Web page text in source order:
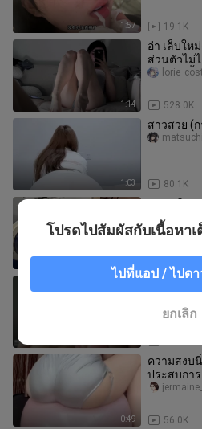
1:57 19.1K
1:14
อ่า เล็บให
ส่วนตัวไม่
เวอร์ชันดั้ง
528.0K
1:03
สาวสวย (ก
80.1K
แผนภูมิแข
【มิตสุดา
0:49
ความสงบ
ประสบกา
56.0K
โปรดไปสัมผัสกับเนื้อหา
ไปที่แอป / ไปด
ยกเลิก